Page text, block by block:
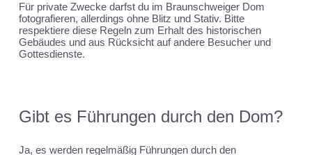
Für private Zwecke darfst du im Braunschweiger Dom
fotografieren, allerdings ohne Blitz und Stativ. Bitte
respektiere diese Regeln zum Erhalt des historischen
Gebäudes und aus Rücksicht auf andere Besucher und
Gottesdienste.
Gibt es Führungen durch den Dom?
Ja, es werden regelmäßig Führungen durch den